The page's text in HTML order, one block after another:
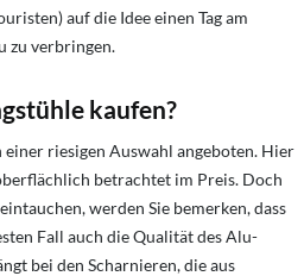
auf die Idee einen Tag am
zu verbringen.
kaufen?
riesigen Auswahl angeboten. Hier
betrachtet im Preis. Doch
werden Sie bemerken, dass
Fall auch die Qualität des Alu-
bei den Scharnieren, die aus